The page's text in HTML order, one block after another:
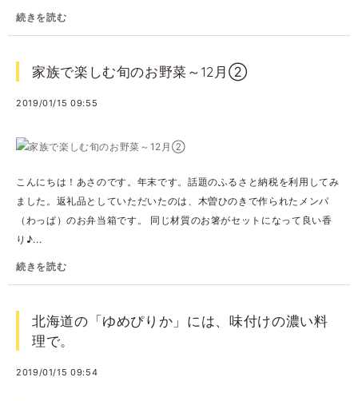
続きを読む
家族で楽しむ旬のお野菜～12月②
2019/01/15 09:55
こんにちは！あさのです。年末です。話題のふるさと納税を利用してみ
ました。返礼品としていただいたのは、木曽ひのきで作られたメンパ
（わっぱ）のお弁当箱です。 同じ材質のお箸がセットになって良い香
り♪...
続きを読む
北海道の「ゆめぴりか」には、味付けの濃い料
理で。
2019/01/15 09:54